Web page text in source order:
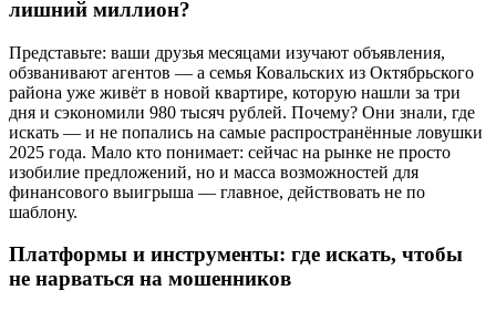
лишний миллион?
Представьте: ваши друзья месяцами изучают объявления,
обзванивают агентов — а семья Ковальских из Октябрьского
района уже живёт в новой квартире, которую нашли за три
дня и сэкономили 980 тысяч рублей. Почему? Они знали, где
искать — и не попались на самые распространённые ловушки
2025 года. Мало кто понимает: сейчас на рынке не просто
изобилие предложений, но и масса возможностей для
финансового выигрыша — главное, действовать не по
шаблону.
Платформы и инструменты: где искать, чтобы
не нарваться на мошенников